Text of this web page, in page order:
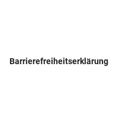
Barrierefreiheitserklärung